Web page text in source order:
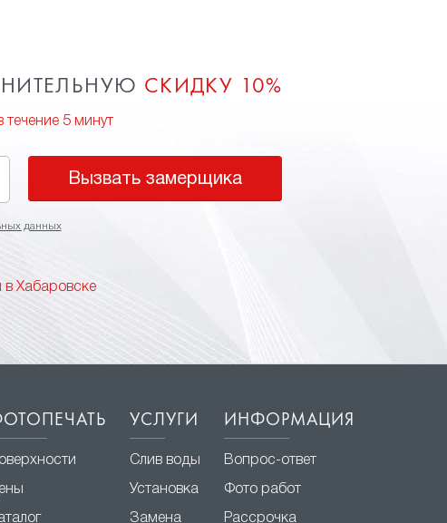
СКИДКУ 10%
течение 5 минут
Вызвать замерщика
данных
в Хабаровске
УСЛУГИ
Слив воды
Установка
Замена
ИНФОРМАЦИЯ
Вопрос-ответ
Фото работ
Рассрочка